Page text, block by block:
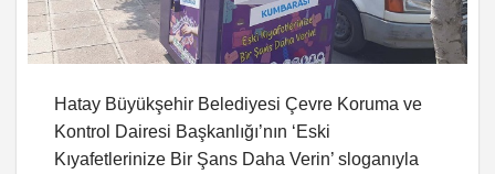
Hatay Büyükşehir Belediyesi Çevre Koruma ve
Kontrol Dairesi Başkanlığı’nın ‘Eski
Kıyafetlerinize Bir Şans Daha Verin’ sloganıyla